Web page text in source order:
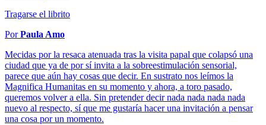
Tragarse el librito
PorPaula Amo
Mecidas por la resaca atenuada tras la visita papal que colapsó una
ciudad que ya de por sí invita a la sobreestimulación sensorial,
parece que aún hay cosas que decir. En sustrato nos leímos la
Magnifica Humanitas en su momento y ahora, a toro pasado,
queremos volver a ella. Sin pretender decir nada nada nada nada
nuevo al respecto, sí que me gustaría hacer una invitación a pensar
una cosa por un momento.